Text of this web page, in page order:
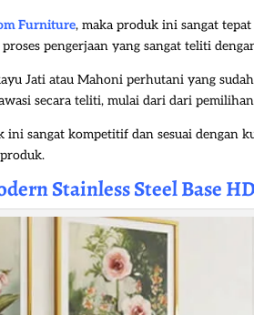
Furniture, maka produk ini sangat
pengerjaan yang sangat teliti
Jati atau Mahoni perhutani yang
secara teliti, mulai dari dari
sangat kompetitif dan sesuai dengan
Stainless Steel Base